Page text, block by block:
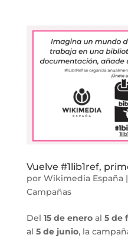
Vuelve #1lib1ref,
por Wikimedia España|
Campañas
Del 15 de eneroal 5 de
al 5 de junio, la